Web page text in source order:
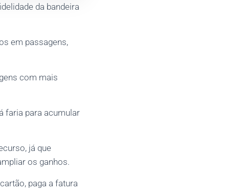
da bandeira
em passagens,
com mais
faria para acumular
já que
os ganhos.
paga a fatura